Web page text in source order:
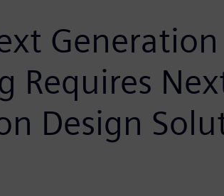
Generation
Requires
Design